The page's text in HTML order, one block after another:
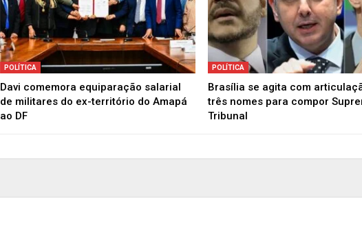
POLÍTICA
Davi comemora equiparação salarial
de militares do ex-território do Amapá
ao DF
POLÍTICA
Brasília se agita com
três nomes para compor
Tribunal